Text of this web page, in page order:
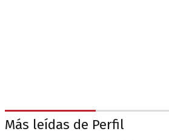
Más leídas de Perfil